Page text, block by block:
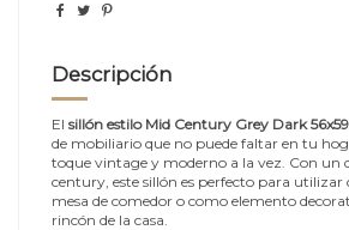
Descripción
El sillón estilo Mid Century Grey Dark
de mobiliario que no puede faltar en tu
toque vintage y moderno a la vez. Con un
century, este sillón es perfecto para utilizar
mesa de comedor o como elemento
rincón de la casa.